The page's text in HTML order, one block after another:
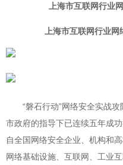
上海市互联网行业
上海市互联网行业
“磐石行动”网络安全实战
市政府的指导下已连续五年成
自全国网络安全企业、机构和
网络基础设施、互联网、工业